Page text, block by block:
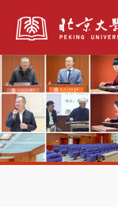
全部资源